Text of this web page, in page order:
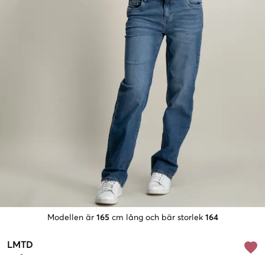
Modellen är 165 cm lång och bär storlek 164
LMTD